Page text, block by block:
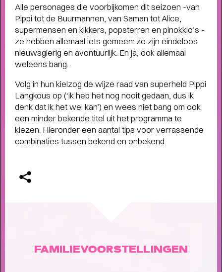
Terugblik
Alle personages die voorbijkomen dit seizoen -van
Pippi tot de Buurmannen, van Saman tot Alice,
supermensen en kikkers, popsterren en pinokkio’s -
ze hebben allemaal iets gemeen: ze zijn eindeloos
nieuwsgierig en avontuurlijk. En ja, ook allemaal
weleens bang.
Volg in hun kielzog de wijze raad van superheld Pippi
Langkous op (‘ik heb het nog nooit gedaan, dus ik
denk dat ik het wel kan’) en wees niet bang om ook
een minder bekende titel uit het programma te
kiezen. Hieronder een aantal tips voor verrassende
combinaties tussen bekend en onbekend.
FAMILIEVOORSTELLINGEN